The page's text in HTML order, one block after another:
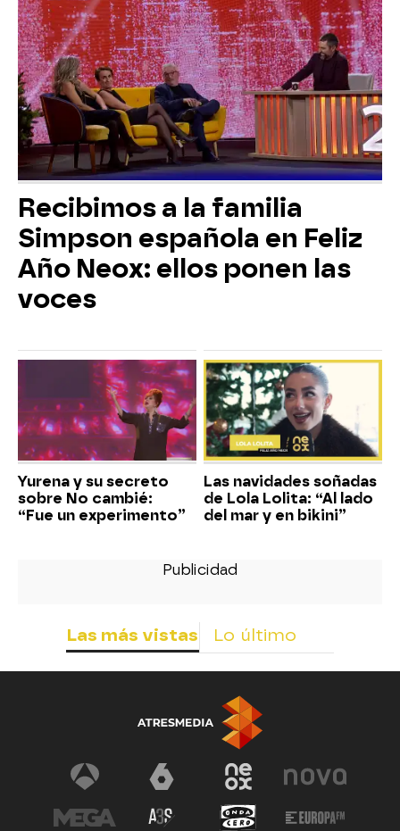
Recibimos a la familia
Simpson española en Feliz
Año Neox: ellos ponen las
voces
Yurena y su secreto
sobre No cambié:
“Fue un experimento”
Las navidades soñadas
de Lola Lolita: “Al lado
del mar y en bikini”
Las más vistas Lo último